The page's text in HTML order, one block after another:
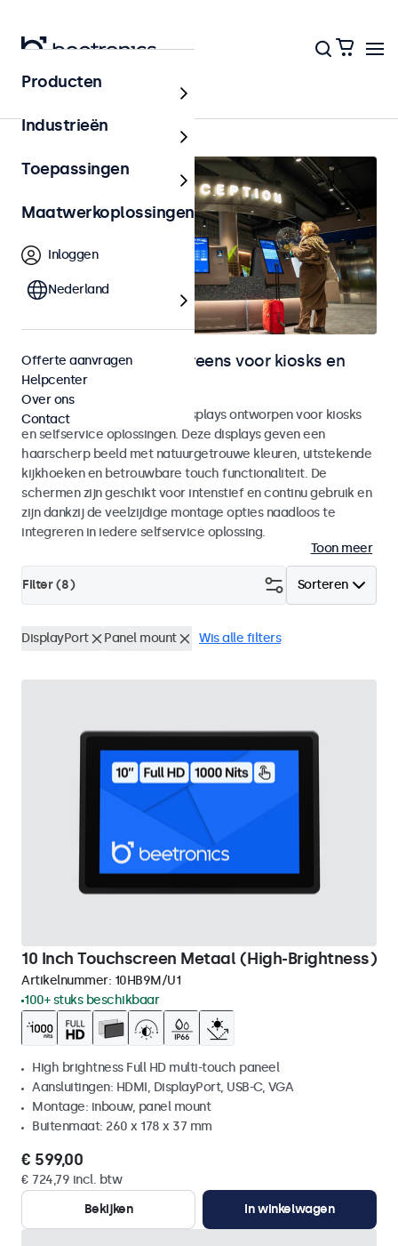
Home
Monitoren en touchscreens voor kiosks en
selfservice
Monitoren en touchscreen displays ontworpen voor kiosks
en selfservice oplossingen. Deze displays geven een
haarscherp beeld met natuurgetrouwe kleuren, uitstekende
kijkhoeken en betrouwbare touch functionaliteit. De
schermen zijn geschikt voor intenstief en continu gebruik en
zijn dankzij de veelzijdige montage opties naadloos te
integreren in iedere selfservice oplossing.
Toon meer
Sorteren
Filter (8)
DisplayPort Panel mount Wis alle filters
10 Inch Touchscreen Metaal (High-Brightness)
Artikelnummer: 10HB9M/U1
100+ stuks beschikbaar
High brightness Full HD multi-touch paneel
Aansluitingen: HDMI, DisplayPort, USB-C, VGA
Montage: inbouw, panel mount
Buitenmaat: 260 x 178 x 37 mm
€ 599,00
€ 724,79 incl. btw
Bekijken
In winkelwagen
Producten
Industrieën
Toepassingen
Maatwerkoplossingen
Inloggen
Nederland
Offerte aanvragen
Helpcenter
Over ons
Contact